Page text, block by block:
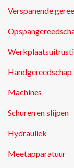
Verspanende
Handgereedschap
Machines
Schuren en slijpen
Hydrauliek
Meetapparatuur